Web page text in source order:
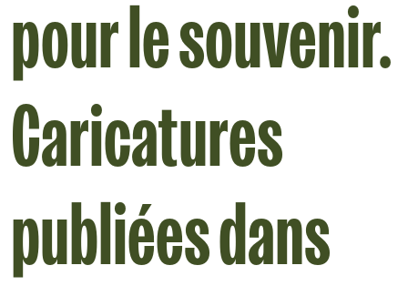
pour le souvenir.
Caricatures
publiées dans